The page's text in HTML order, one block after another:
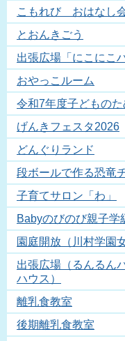
こもれび おはなし
とおんきごう
出張広場「にこにこ
おやっこルーム
令和7年度子どもの
げんきフェスタ2026
どんぐりランド
段ボールで作る恐竜
子育てサロン「わ」
Babyのびのび親子学
園庭開放（川村学園
出張広場（るんるん
ハウス）
離乳食教室
後期離乳食教室